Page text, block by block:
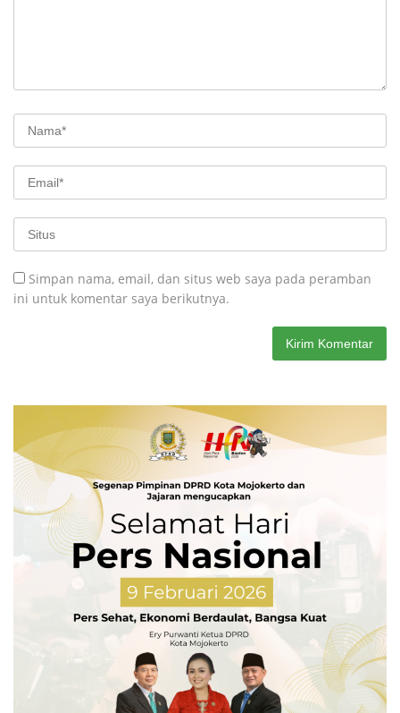
Simpan nama, email, dan situs web saya pada peramban
ini untuk komentar saya berikutnya.